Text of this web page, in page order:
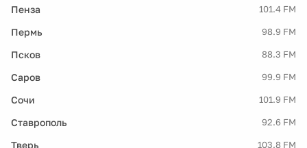
Пенза 101.4 FM
Пермь 98.9 FM
Псков 88.3 FM
Саров 99.9 FM
Сочи 101.9 FM
Ставрополь 92.6 FM
Тверь 103.8 FM